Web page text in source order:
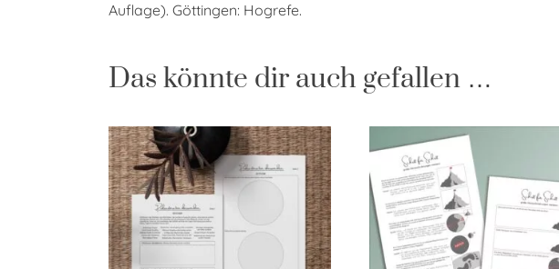
Auflage). Göttingen: Hogrefe.
Das könnte dir auch gefallen …